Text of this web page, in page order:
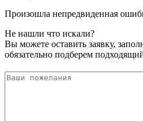
Произошла непредвиденная
Не нашли что искали?
Вы можете оставить заявку,
обязательно подберем